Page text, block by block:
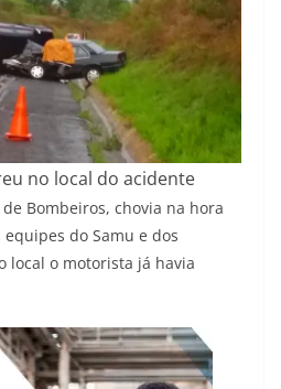
no local do acidente
Bombeiros, chovia na hora
do Samu e dos
local o motorista já havia